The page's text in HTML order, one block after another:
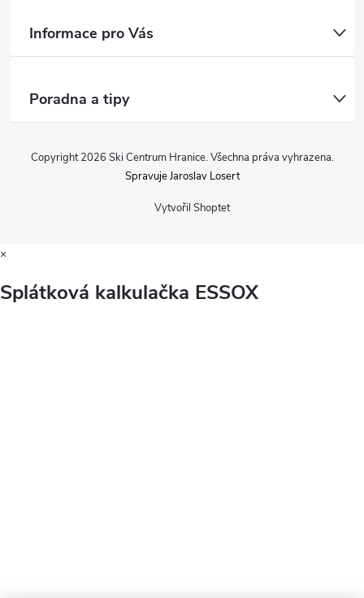
Informace pro Vás
Poradna a tipy
Vytvořil Shoptet
Copyright 2026 Ski Centrum Hranice. Všechna práva vyhrazena.
Spravuje Jaroslav Losert
×
Splátková kalkulačka ESSOX